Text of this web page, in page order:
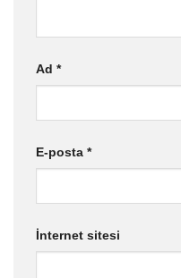
Ad *
E-posta *
İnternet sitesi